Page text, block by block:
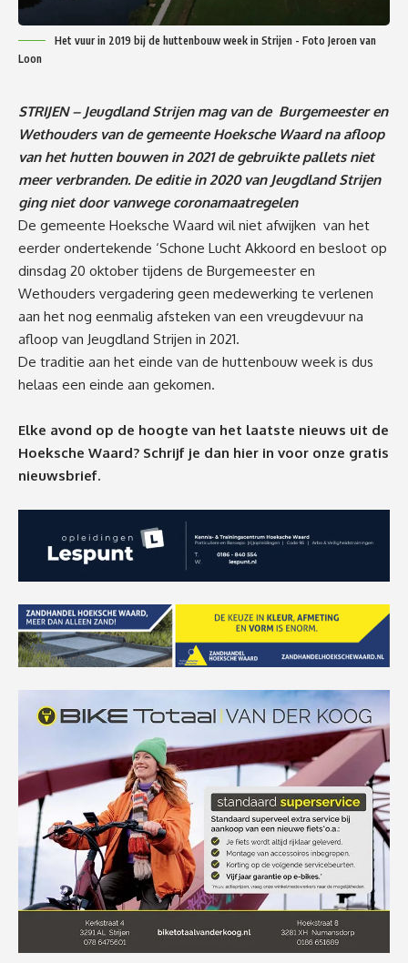
Het vuur in 2019 bij de huttenbouw week in Strijen - Foto Jeroen van
Loon
STRIJEN – Jeugdland Strijen mag van de Burgemeester en
Wethouders van de gemeente Hoeksche Waard na afloop
van het hutten bouwen in 2021 de gebruikte pallets niet
meer verbranden. De editie in 2020 van Jeugdland Strijen
ging niet door vanwegecoronamaatregelen
De gemeente Hoeksche Waard wil niet afwijken van het
eerder ondertekende ‘Schone Lucht Akkoord en besloot op
dinsdag 20 oktober tijdens de Burgemeester en
Wethouders vergadering geen medewerking te verlenen
aan het nog eenmalig afsteken van een vreugdevuur na
afloop van Jeugdland Strijen in 2021.
De traditie aan het einde van de huttenbouw week is dus
helaas een einde aan gekomen.
Elke avond op de hoogte van het laatste nieuws uit de
Hoeksche Waard? Schrijf je dan hier in voor onze gratis
nieuwsbrief.